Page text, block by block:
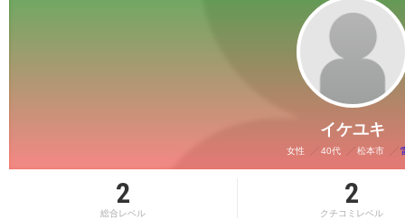
イケユキ
女性 40代 松本市
2
総合レベル
2
クチコミレベル